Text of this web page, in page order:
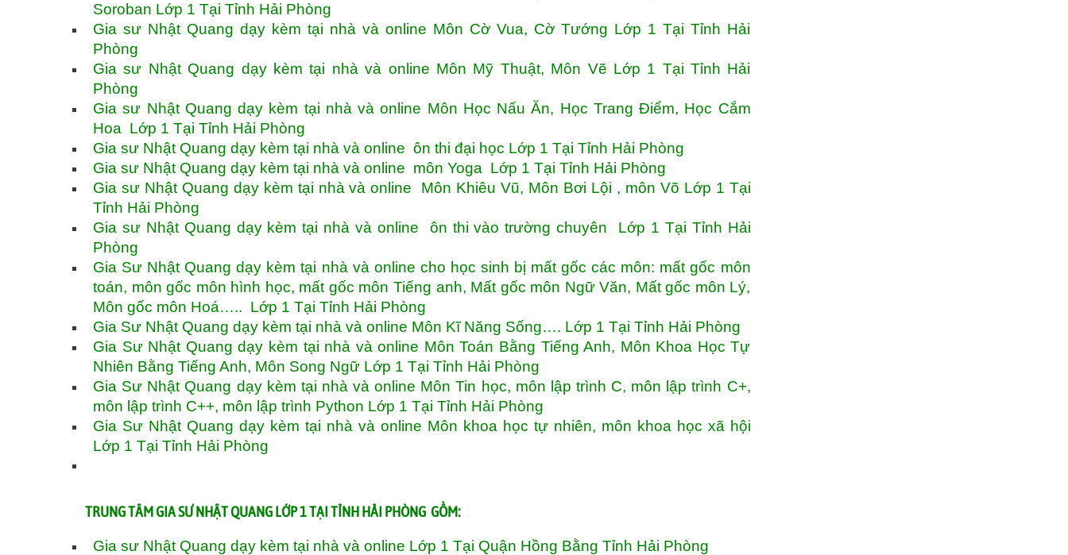
Soroban Lớp 1 Tại Tỉnh Hải Phòng
Gia sư Nhật Quang dạy kèm tại nhà và online Môn Cờ Vua, Cờ Tướng Lớp 1 Tại Tỉnh Hải
Phòng
Gia sư Nhật Quang dạy kèm tại nhà và online Môn Mỹ Thuật, Môn Vẽ Lớp 1 Tại Tỉnh Hải
Phòng
Gia sư Nhật Quang dạy kèm tại nhà và online Môn Học Nấu Ăn, Học Trang Điểm, Học Cắm
Hoa Lớp 1 Tại Tỉnh Hải Phòng
Gia sư Nhật Quang dạy kèm tại nhà và online ôn thi đại học Lớp 1 Tại Tỉnh Hải Phòng
Gia sư Nhật Quang dạy kèm tại nhà và online môn Yoga Lớp 1 Tại Tỉnh Hải Phòng
Gia sư Nhật Quang dạy kèm tại nhà và online Môn Khiêu Vũ, Môn Bơi Lội , môn Võ Lớp 1 Tại
Tỉnh Hải Phòng
Gia sư Nhật Quang dạy kèm tại nhà và online ôn thi vào trường chuyên Lớp 1 Tại Tỉnh Hải
Phòng
Gia Sư Nhật Quang dạy kèm tại nhà và online cho học sinh bị mất gốc các môn: mất gốc môn
toán, môn gốc môn hình học, mất gốc môn Tiếng anh, Mất gốc môn Ngữ Văn, Mất gốc môn Lý,
Môn gốc môn Hoá….. Lớp 1 Tại Tỉnh Hải Phòng
Gia Sư Nhật Quang dạy kèm tại nhà và online Môn Kĩ Năng Sống…. Lớp 1 Tại Tỉnh Hải Phòng
Gia Sư Nhật Quang dạy kèm tại nhà và online Môn Toán Bằng Tiếng Anh, Môn Khoa Học Tự
Nhiên Bằng Tiếng Anh, Môn Song Ngữ Lớp 1 Tại Tỉnh Hải Phòng
Gia Sư Nhật Quang dạy kèm tại nhà và online Môn Tin học, môn lập trình C, môn lập trình C+,
môn lập trình C++, môn lập trình Python Lớp 1 Tại Tỉnh Hải Phòng
Gia Sư Nhật Quang dạy kèm tại nhà và online Môn khoa học tự nhiên, môn khoa học xã hội
Lớp 1 Tại Tỉnh Hải Phòng
TRUNG TÂM GIA SƯ NHẬT QUANG LỚP 1 TẠI TỈNH HẢI PHÒNG GỒM:
Gia sư Nhật Quang dạy kèm tại nhà và online Lớp 1 Tại Quận Hồng Bằng Tỉnh Hải Phòng